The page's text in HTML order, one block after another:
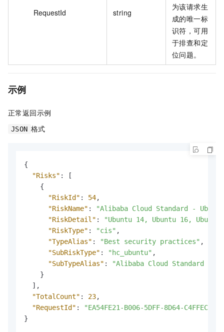
RequestId string
为该请求生
成的唯一标
识符，可用
于排查和定
位问题。
示例
正常返回示例
JSON 格式
{
"Risks" :
[
{
"RiskId" : 54,
"RiskName" :
"Alibaba Cloud Standard -
"RiskDetail" :
"Ubuntu 14, Ubuntu 16,
"RiskType" : "cis" ,
"TypeAlias" : "Best security practices" ,
"SubRiskType" : "hc_ubuntu" ,
"SubTypeAlias" :
"Alibaba Cloud Standard -
}
] ,
"TotalCount" : 23,
"RequestId" :
"EA54FE21-B006-5DFF-8D64-
}